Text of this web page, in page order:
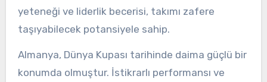
yeteneği ve liderlik becerisi, takımı zafere
taşıyabilecek potansiyele sahip.
Almanya, Dünya Kupası tarihinde daima güçlü bir
konumda olmuştur. İstikrarlı performansı ve